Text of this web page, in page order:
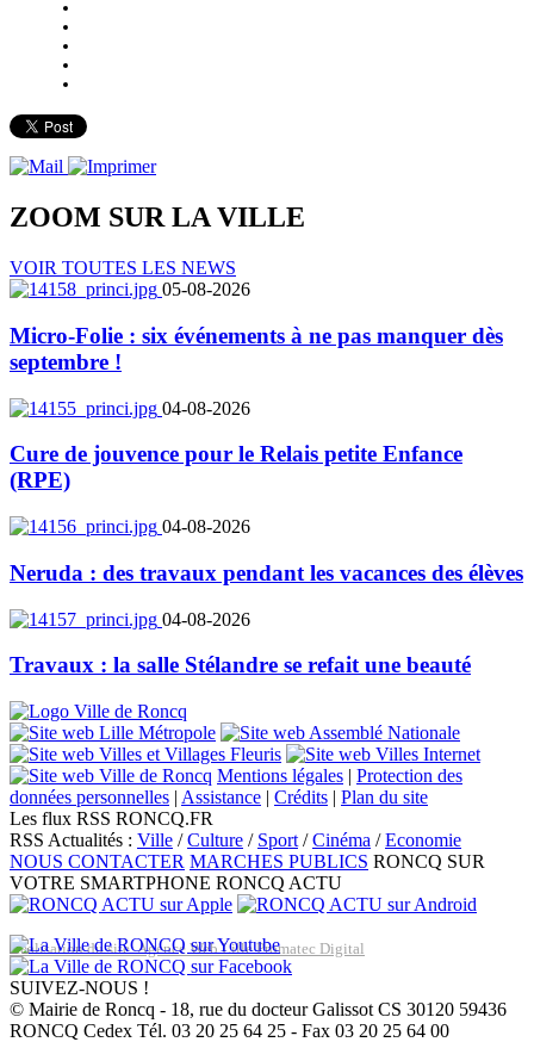
ZOOM SUR LAVILLE
VOIR TOUTES LES NEWS
05-08-2026
Micro-Folie : six événements à ne pas manquer dès
septembre !
04-08-2026
Cure de jouvence pour le Relais petite Enfance
(RPE)
04-08-2026
Neruda : des travaux pendant les vacances des élèves
04-08-2026
Travaux : la salle Stélandre se refait une beauté
Mentions légales | Protection des
données personnelles | Assistance | Crédits | Plan du site
Les flux RSS RONCQ.FR
RSS Actualités : Ville /Culture / Sport /Cinéma /Economie
NOUS CONTACTER MARCHES PUBLICS RONCQ SUR
VOTRE SMARTPHONE RONCQ ACTU
Réalisation du site: Agence Web Lille Promatec Digital
SUIVEZ-NOUS !
© Mairie de Roncq - 18, rue du docteur Galissot CS 30120 59436
RONCQ Cedex Tél. 03 20 25 64 25 - Fax 03 20 25 64 00